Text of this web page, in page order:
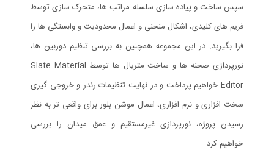
سپس ساخت و پیاده سازی سلسله مراتب ها، متحرک سازی توسط
فریم های کلیدی، اشکال منحنی و اعمال محدودیت و وابستگی ها را
فرا بگیرید. در این مجموعه همچنین به بررسی تنظیم دوربین ها،
نورپردازی صحنه ها و ساخت متریال ها توسط Slate Material
Editor خواهیم پرداخت و در نهایت تنظیمات رندر و خروجی گیری
سخت افزاری و نرم افزاری، اعمال موشن بلور برای واقعی تر به نظر
رسیدن پروژه، نورپردازی غیرمستقیم و عمق میدان را بررسی
خواهیم کرد.